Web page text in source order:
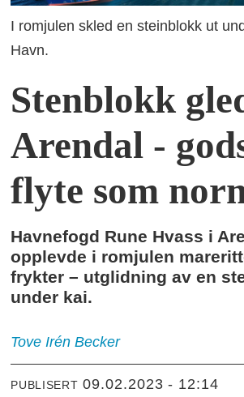
I romjulen skled en steinblokk ut
Havn.
Stenblokk
Arendal -
flyte som
Havnefogd Rune Hvass i
opplevde i romjulen
frykter – utglidning av en
under kai.
Tove Irén Becker
PUBLISERT 09.02.2023 - 12:14